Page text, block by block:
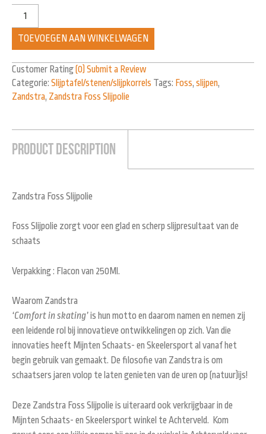
TOEVOEGEN AAN WINKELWAGEN
Customer Rating(0) Submit a Review
Categorie: Slijptafel/stenen/slijpkorrels Tags: Foss, slijpen,
Zandstra, Zandstra Foss Slijpolie
Product Description
Zandstra Foss Slijpolie
Foss Slijpolie zorgt voor een glad en scherp slijpresultaat van de
schaats
Verpakking : Flacon van 250Ml.
Waarom Zandstra
‘Comfort in skating’is hun motto en daarom namen en nemen zij
een leidende rol bij innovatieve ontwikkelingen op zich. Van die
innovaties heeft Mijnten Schaats- en Skeelersport al vanaf het
begin gebruik van gemaakt. De filosofie van Zandstra is om
schaatsers jaren volop te laten genieten van de uren op (natuur)ijs!
Deze Zandstra Foss Slijpolie is uiteraard ook verkrijgbaar in de
Mijnten Schaats- en Skeelersport winkel te Achterveld. Kom